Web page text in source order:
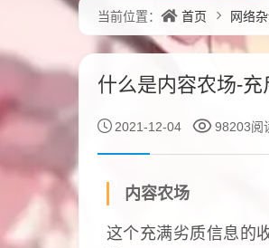
当前位置： 首页 网络
什么是内容农场-
2021-12-04 98203阅
内容农场
这个充满劣质信息的